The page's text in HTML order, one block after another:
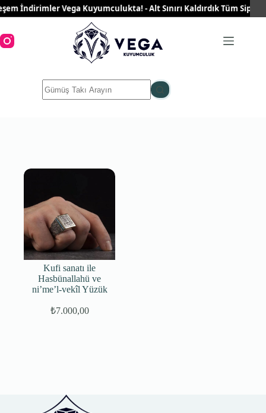
Skip
to
İndirimler Vega Kuyumculukta! - Alt Sınırı Kaldırdık Tüm
results
Kufi sanatı ile
Hasbünallahü ve
ni’me’l-vekîl Yüzük
₺7.000,00